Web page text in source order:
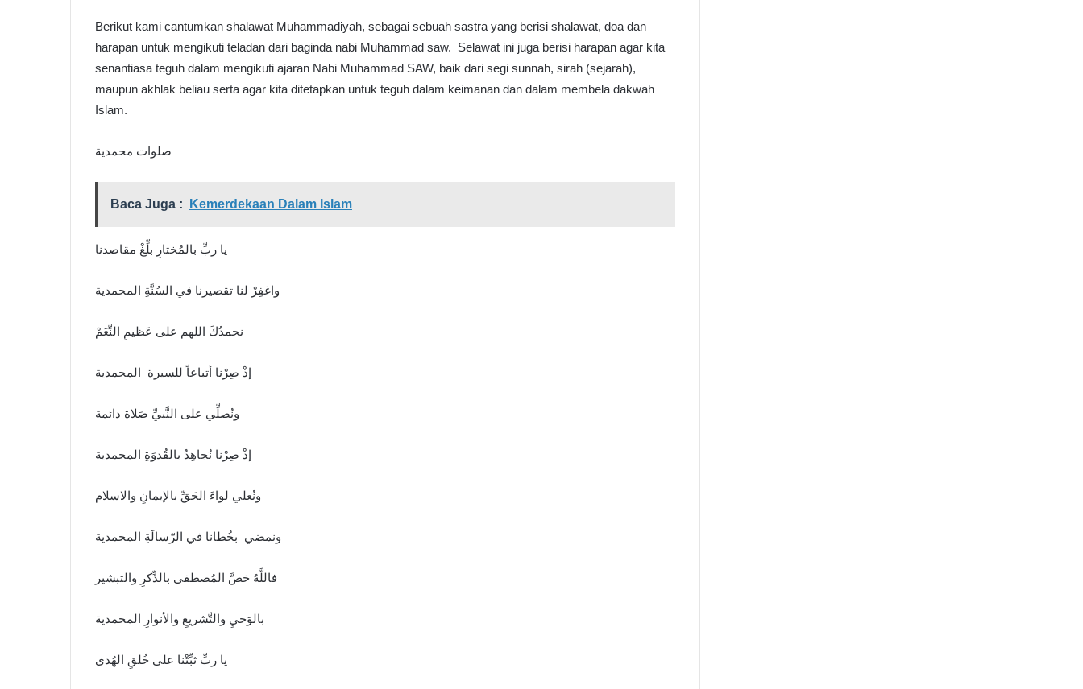
Berikut kami cantumkan shalawat Muhammadiyah, sebagai sebuah sastra yang berisi shalawat, doa dan
harapan untuk mengikuti teladan dari baginda nabi Muhammad saw. Selawat ini juga berisi harapan agar kita
senantiasa teguh dalam mengikuti ajaran Nabi Muhammad SAW, baik dari segi sunnah, sirah (sejarah),
maupun akhlak beliau serta agar kita ditetapkan untuk teguh dalam keimanan dan dalam membela dakwah
Islam.
صلوات محمدية
Baca Juga : Kemerdekaan Dalam Islam
يا ربِّ بالمُختارِ بلِّغْ مقاصدنا
واغفِرْ لنا تقصيرنا في السُنَّةِ المحمدية
نحمدُكَ اللهم على عَظيمِ النِّعَمْ
إذْ صِرْنا أتباعاً للسيرة المحمدية
ونُصلِّي على النَّبيِّ صَلاة دائمة
إذْ صِرْنا نُجاهِدُ بالقُدوَةِ المحمدية
ونُعلي لواءَ الحَقِّ بالإيمانِ والاسلام
ونمضي بخُطانا في الرّسالَةِ المحمدية
فاللَّهُ خصَّ المُصطفى بالذِّكرِ والتبشير
بالوَحيِ والتَّشريعِ والأنوارِ المحمدية
يا ربِّ ثبِّتْنا على خُلقِ الهُدى